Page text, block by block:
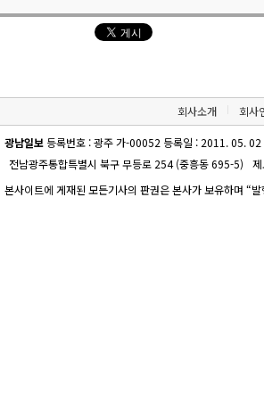
회사소개 회사
광남일보 등록번호 : 광주 가-00052 등록일 : 2011. 05. 02
전남광주통합특별시 북구 무등로 254 (중흥동 695-5)
본사이트에 게재된 모든기사의 판권은 본사가 보유하며 “